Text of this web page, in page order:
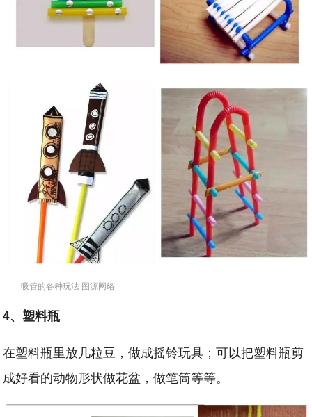
吸管的各种玩法 图源网络
4、塑料瓶
在塑料瓶里放几粒豆，做成摇铃玩具；可以把塑料瓶剪
成好看的动物形状做花盆，做笔筒等等。